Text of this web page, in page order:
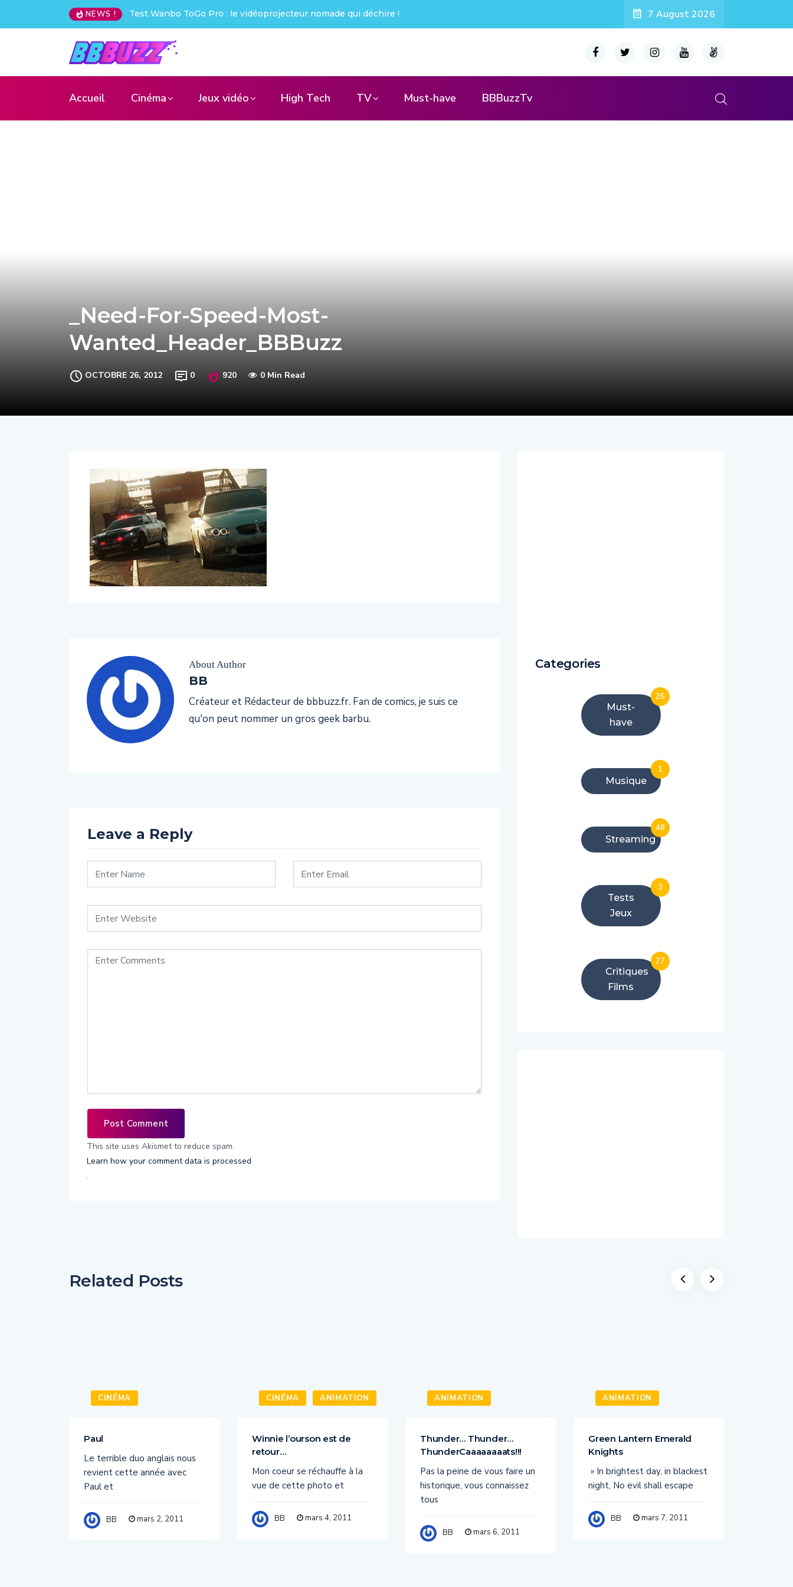
NEWS ! Test Wanbo ToGo Pro : le vidéoprojecteur nomade qui déchire ! 7 August 2026
Accueil Cinéma Jeux vidéo High Tech TV Must-have BBBuzzTv
_Need-For-Speed-Most-
Wanted_Header_BBBuzz
OCTOBRE 26, 2012 0 920 0 Min Read
About Author
BB
Créateur et Rédacteur de bbbuzz.fr. Fan de comics, je suis ce
qu'on peut nommer un gros geek barbu.
Leave a Reply
This site uses Akismet to reduce spam.
Learn how your comment data is processed
.
Categories
Must-
have
25
Musique
1
Streaming
48
Tests
Jeux
3
Critiques
Films
27
Related Posts
CINÉMA
Paul
Le terrible duo anglais nous
revient cette année avec
Paul et
BB mars 2, 2011
CINÉMA ANIMATION
Winnie l’ourson est de
retour…
Mon coeur se réchauffe à la
vue de cette photo et
BB mars 4, 2011
ANIMATION
Thunder… Thunder…
ThunderCaaaaaaaats!!!
Pas la peine de vous faire un
historique, vous connaissez
tous
BB mars 6, 2011
ANIMATION
Green Lantern Emerald
Knights
» In brightest day, in blackest
night, No evil shall escape
BB mars 7, 2011